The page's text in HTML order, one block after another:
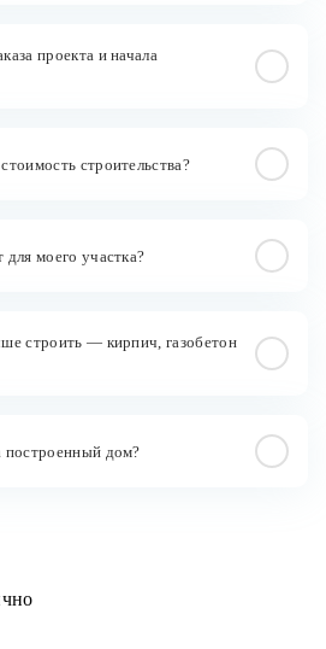
проекта и начала
строительства?
моего участка?
строить — кирпич, газобетон
построенный дом?